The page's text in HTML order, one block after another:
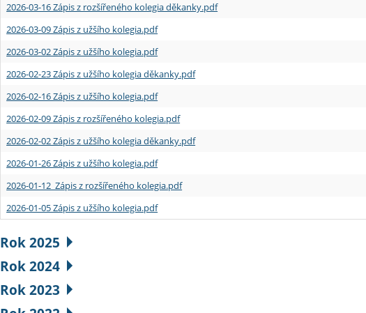
2026-03-16 Zápis z rozšířeného kolegia děkanky.pdf
2026-03-09 Zápis z užšího kolegia.pdf
2026-03-02 Zápis z užšího kolegia.pdf
2026-02-23 Zápis z užšího kolegia děkanky.pdf
2026-02-16 Zápis z užšího kolegia.pdf
2026-02-09 Zápis z rozšířeného kolegia.pdf
2026-02-02 Zápis z užšího kolegia děkanky.pdf
2026-01-26 Zápis z užšího kolegia.pdf
2026-01-12 Zápis z rozšířeného kolegia.pdf
2026-01-05 Zápis z užšího kolegia.pdf
Rok 2025
Rok 2024
Rok 2023